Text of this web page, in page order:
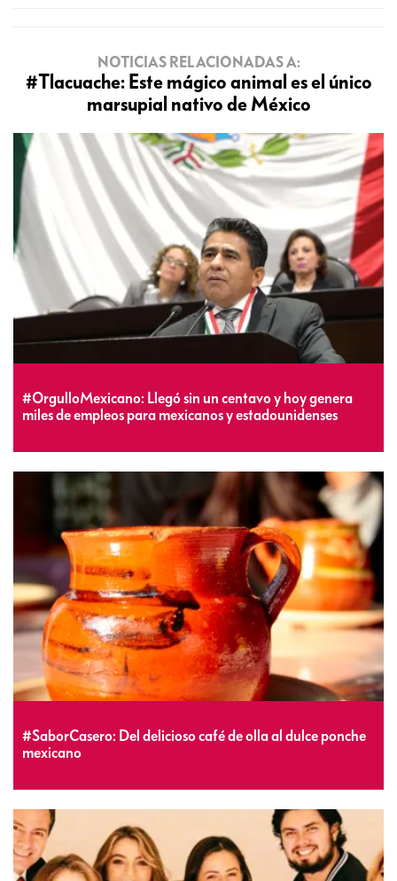
NOTICIAS RELACIONADAS A:
#Tlacuache: Este mágico animal es el único
marsupial nativo de México
#OrgulloMexicano: Llegó sin un centavo y hoy genera
miles de empleos para mexicanos y estadounidenses
#SaborCasero: Del delicioso café de olla al dulce ponche
mexicano